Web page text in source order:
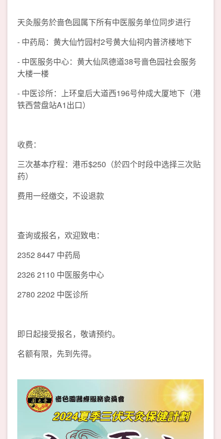
天灸服务於啬色园属下所有中医服务单位同步进行
- 中药局：黄大仙竹园村2号黄大仙祠内普济楼地下
- 中医服务中心：黄大仙凤德道38号啬色园社会服务
大楼一楼
- 中医诊所：上环皇后大道西196号仲成大厦地下（港
铁西营盘站A1出口）
收费：
三次基本疗程：港币$250（於四个时段中选择三次贴
药）
费用一经缴交，不设退款
查询或报名，欢迎致电：
2352 8447 中药局
2326 2110 中医服务中心
2780 2202 中医诊所
即日起接受报名，敬请预约。
名额有限，先到先得。